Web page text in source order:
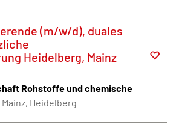
(m/w/d), duales
Heidelberg, Mainz
Rohstoffe und chemische
Mainz, Heidelberg